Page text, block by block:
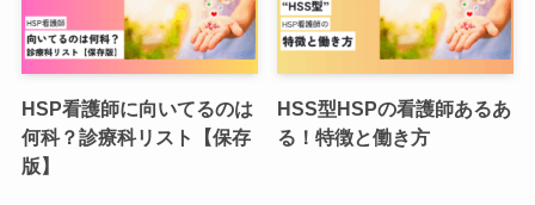
HSP看護師に向いてるのは
何科？診療科リスト【保存
版】
HSS型HSPの看護師あるあ
る！特徴と働き方